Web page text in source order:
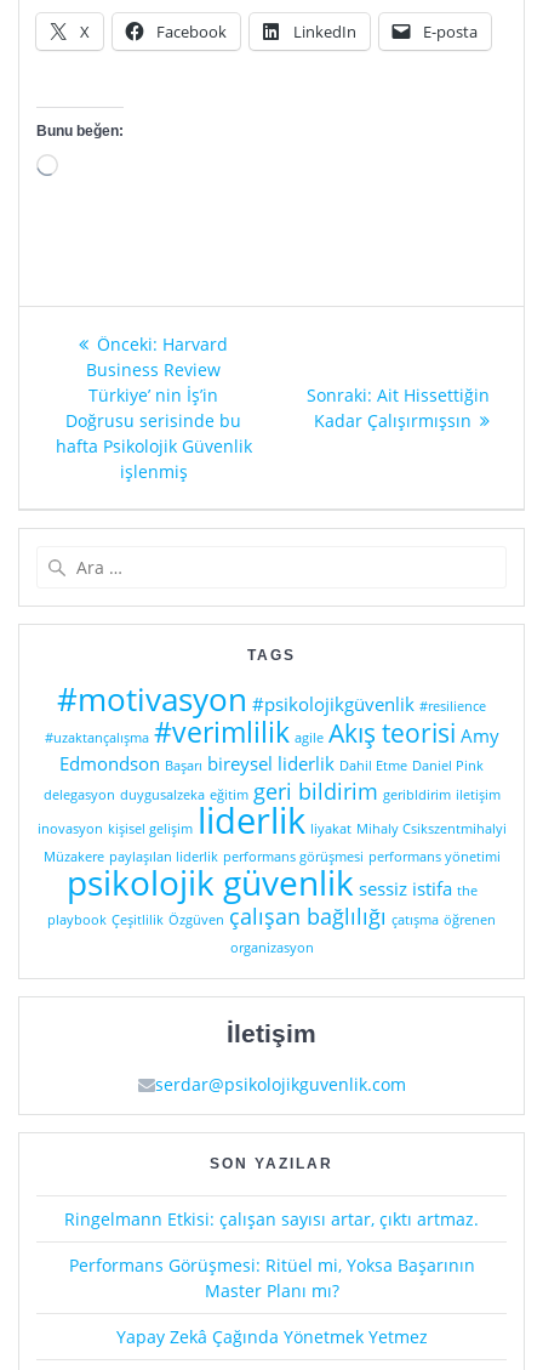
X Facebook LinkedIn E-posta
Bunu beğen:
Yükleniyor...
Yazı
gezinmesi
Önceki: Önceki
yazı:
Harvard
Business Review
Türkiye’ nin İş’in
Doğrusu serisinde bu
hafta Psikolojik Güvenlik
işlenmiş
Sonraki: Sonraki
yazı:
Ait Hissettiğin
Kadar Çalışırmışsın
TAGS
#motivasyon #psikolojikgüvenlik #resilience
#uzaktançalışma #verimlilik agile Akış teorisi Amy
Edmondson Başarı bireysel liderlik Dahil Etme Daniel Pink
delegasyon duygusalzeka eğitim geri bildirim geribldirim iletişim
inovasyon kişisel gelişim liderlik liyakat Mihaly Csikszentmihalyi
Müzakere paylaşılan liderlik performans görüşmesi performans yönetimi
psikolojik güvenlik sessiz istifa the
playbook Çeşitlilik Özgüven çalışan bağlılığı çatışma öğrenen
organizasyon
İletişim
serdar@psikolojikguvenlik.com
SON YAZILAR
Ringelmann Etkisi: çalışan sayısı artar, çıktı artmaz.
Performans Görüşmesi: Ritüel mi, Yoksa Başarının
Master Planı mı?
Yapay Zekâ Çağında Yönetmek Yetmez